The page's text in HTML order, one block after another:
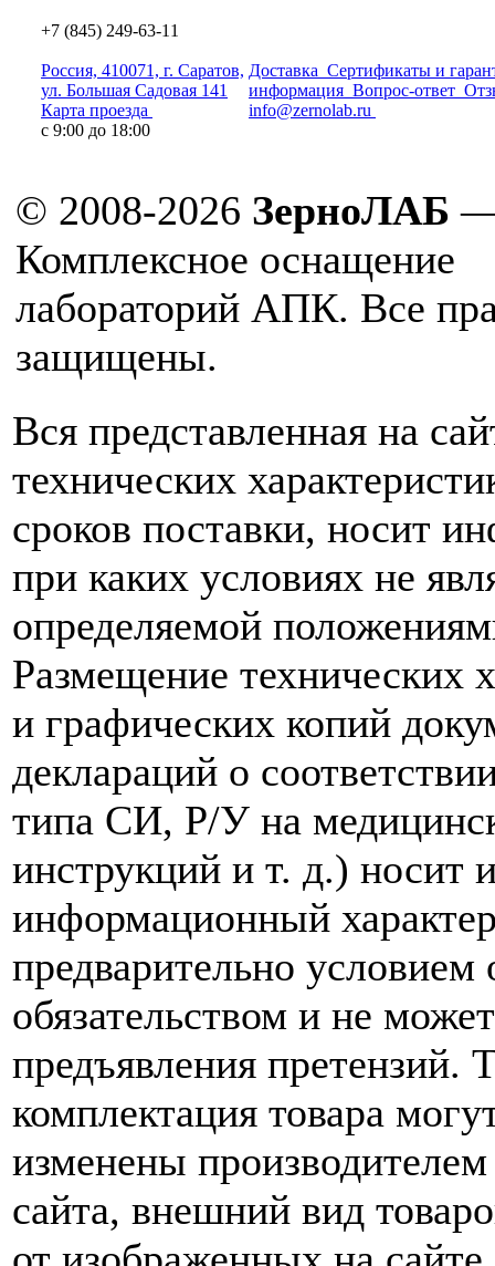
+7 (845) 249-63-11
Россия, 410071, г. Саратов,
ул. Большая Садовая 141
Карта проезда
с 9:00 до 18:00
Доставка Сертификаты и
информация Вопрос-ответ
info@zernolab.ru
© 2008-2026 ЗерноЛАБ
Комплексное оснащение
лабораторий АПК. Все
защищены.
Вся представленная на
технических
сроков поставки, носит
при каких условиях не
определяемой
Размещение технических
и графических копий
деклараций о
типа СИ, Р/У на
инструкций и т. д.) носит
информационный
предварительно условием
обязательством и не
предъявления претензий.
комплектация товара
изменены производителем
сайта, внешний вид